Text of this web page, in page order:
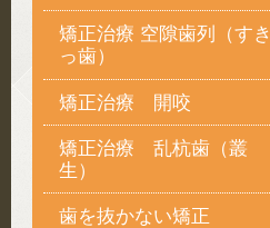
矯正治療 空隙歯列（すき
っ歯）
矯正治療 開咬
矯正治療 乱杭歯（叢
生）
歯を抜かない矯正